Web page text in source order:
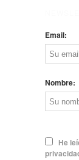
Email:
Nombre:
He